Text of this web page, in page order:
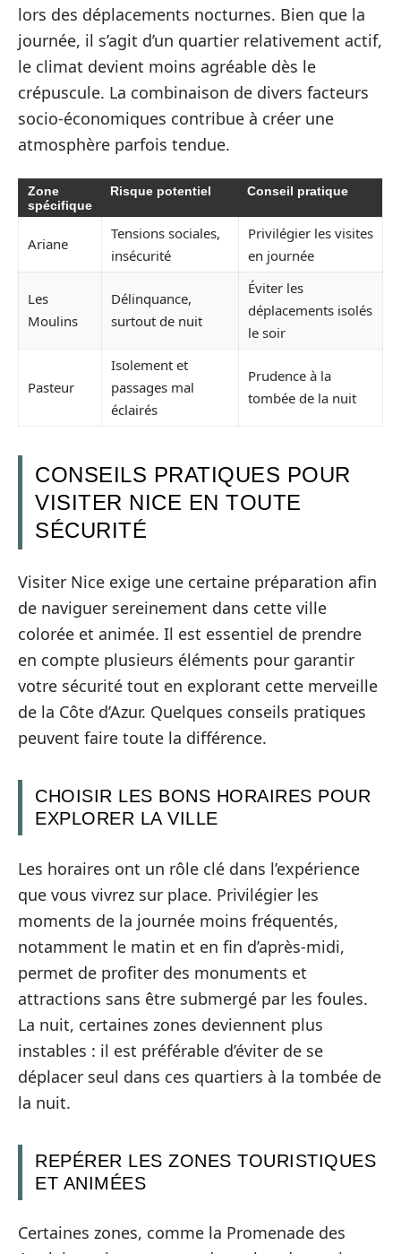
lors des déplacements nocturnes. Bien que la
journée, il s’agit d’un quartier relativement actif,
le climat devient moins agréable dès le
crépuscule. La combinaison de divers facteurs
socio-économiques contribue à créer une
atmosphère parfois tendue.
Zone
spécifique
Risque potentiel Conseil pratique
Ariane
Tensions sociales,
insécurité
Privilégier les visites
en journée
Les
Moulins
Délinquance,
surtout de nuit
Éviter les
déplacements isolés
le soir
Pasteur
Isolement et
passages mal
éclairés
Prudence à la
tombée de la nuit
CONSEILS PRATIQUES POUR
VISITER NICE EN TOUTE
SÉCURITÉ
Visiter Nice exige une certaine préparation afin
de naviguer sereinement dans cette ville
colorée et animée. Il est essentiel de prendre
en compte plusieurs éléments pour garantir
votre sécurité tout en explorant cette merveille
de la Côte d’Azur. Quelques conseils pratiques
peuvent faire toute la différence.
CHOISIR LES BONS HORAIRES POUR
EXPLORER LA VILLE
Les horaires ont un rôle clé dans l’expérience
que vous vivrez sur place. Privilégier les
moments de la journée moins fréquentés,
notamment le matin et en fin d’après-midi,
permet de profiter des monuments et
attractions sans être submergé par les foules.
La nuit, certaines zones deviennent plus
instables : il est préférable d’éviter de se
déplacer seul dans ces quartiers à la tombée de
la nuit.
REPÉRER LES ZONES TOURISTIQUES
ET ANIMÉES
Certaines zones, comme la Promenade des